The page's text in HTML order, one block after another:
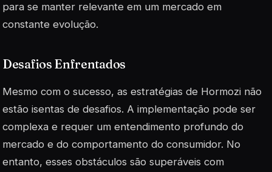
para se manter relevante em um mercado em
constante evolução.
Desafios Enfrentados
Mesmo com o sucesso, as estratégias de Hormozi não
estão isentas de desafios. A implementação pode ser
complexa e requer um entendimento profundo do
mercado e do comportamento do consumidor. No
entanto, esses obstáculos são superáveis com